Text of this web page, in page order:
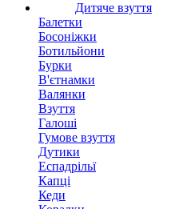
Дитяче взуття
Балетки
Босоніжки
Ботильйони
Бурки
В'єтнамки
Валянки
Взуття
Галоші
Гумове взуття
Дутики
Еспадрільї
Капці
Кеди